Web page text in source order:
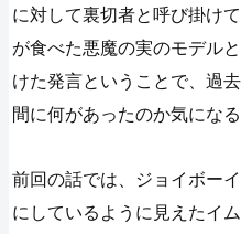
に対して裏切者と呼び掛け
が食べた悪魔の実のモデル
けた発言ということで、過
間に何があったのか気になる
前回の話では、ジョイボー
にしているように見えたイ